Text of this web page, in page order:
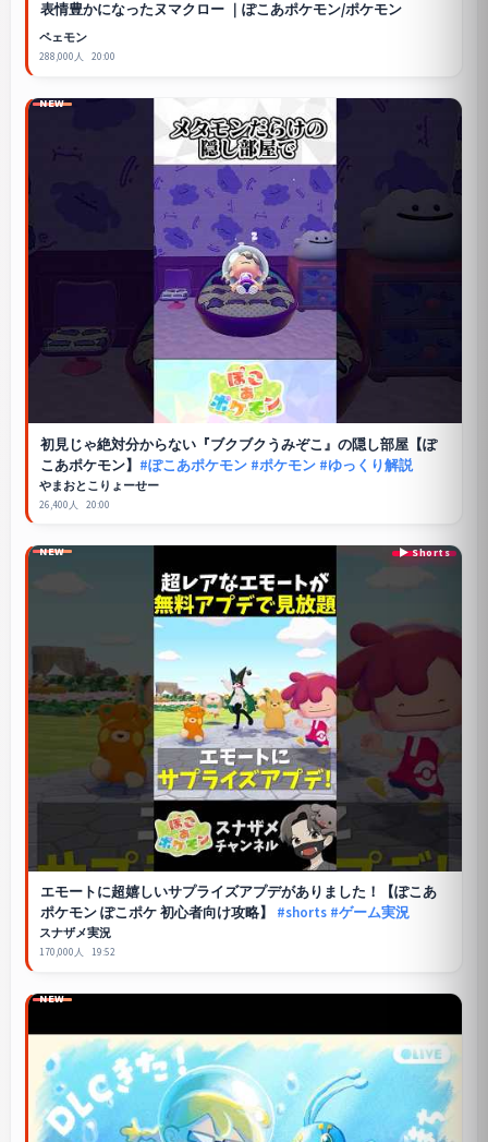
表情豊かになったヌマクロー ｜ぽこあポケモン/ポケモン
ペェモン
288,000人 20:00
初見じゃ絶対分からない『ブクブクうみぞこ』の隠し部屋【ぽ
こあポケモン】 #ぽこあポケモン #ポケモン #ゆっくり解説
NEW
やまおとこりょーせー
26,400人 20:00
エモートに超嬉しいサプライズアプデがありました！【ぽこあ
ポケモン ぽこポケ 初心者向け攻略】 #shorts #ゲーム実況
NEW
スナザメ実況
170,000人 19:52
NEW